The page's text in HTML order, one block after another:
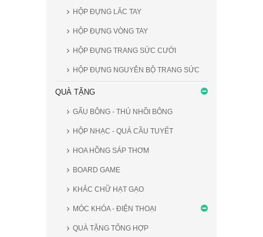
HỘP ĐỰNG LẮC TAY
HỘP ĐỰNG VÒNG TAY
HỘP ĐỰNG TRANG SỨC CƯỚI
HỘP ĐỰNG NGUYÊN BỘ TRANG SỨC
QUÀ TẶNG
GẤU BÔNG - THÚ NHỒI BÔNG
HỘP NHẠC - QUẢ CẦU TUYẾT
HOA HỒNG SÁP THƠM
BOARD GAME
KHẮC CHỮ HẠT GẠO
MÓC KHÓA - ĐIỆN THOẠI
QUÀ TẶNG TỔNG HỢP